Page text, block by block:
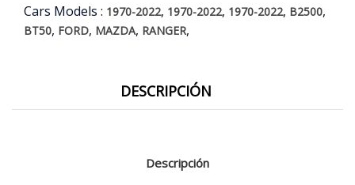
Cars Models : 1970-2022, 1970-2022, 1970-2022, B2500,
BT50, FORD, MAZDA, RANGER,
DESCRIPCIÓN
Descripción